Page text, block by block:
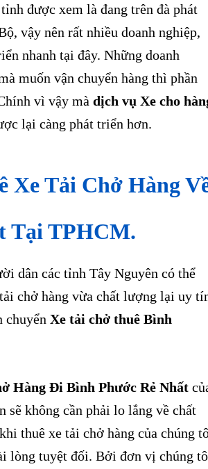
được xem là đang trên đà phát
vậy nên rất nhiều doanh nghiệp,
nhanh tại đây. Những doanh
muốn vận chuyển hàng thì phần
vì vậy mà dịch vụ Xe cho
lại càng phát triển hơn.
Xe Tải Chở Hàng
Tại TPHCM.
dân các tỉnh Tây Nguyên có thể
chở hàng vừa chất lượng lại uy
chuyển Xe tải chở thuê Bình
Hàng Đi Bình Phước Rẻ Nhất
sẽ không cần phải lo lắng về chất
thuê xe tải chở hàng của chúng
lòng tuyệt đối. Bởi đơn vị chúng